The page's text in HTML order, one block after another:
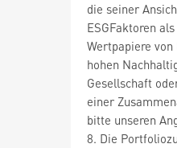
die seiner
ESGFaktoren
Wertpapiere
hohen
Gesellschaft
einer
bitte unseren
8. Die